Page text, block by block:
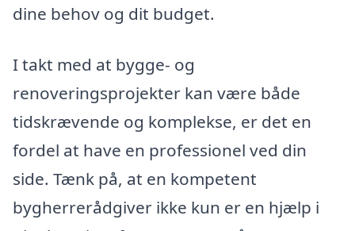
dine behov og dit budget.
I takt med at bygge- og
renoveringsprojekter kan være både
tidskrævende og komplekse, er det en
fordel at have en professionel ved din
side. Tænk på, at en kompetent
bygherrerådgiver ikke kun er en hjælp i